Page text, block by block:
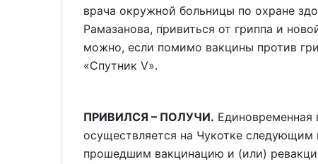
врача окружной больницы по охране
Рамазанова, привиться от гриппа и
можно, если помимо вакцины против
«Спутник V».
ПРИВИЛСЯ – ПОЛУЧИ. Единовременная
осуществляется на Чукотке следующим
прошедшим вакцинацию и (или)